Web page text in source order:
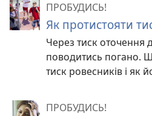
ПРОБУДИСЬ!
Як протистояти
Через тиск
поводитись погано.
тиск ровесників і як
ПРОБУДИСЬ!